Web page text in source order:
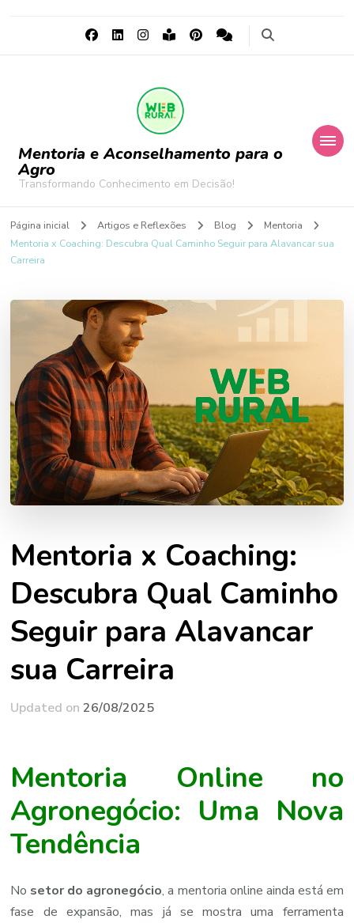
Mentoria e Aconselhamento para o
Agro
Transformando Conhecimento em Decisão!
Página inicial Artigos e Reflexões Blog
Mentoria
Mentoria x Coaching: Descubra Qual Caminho Seguir para Alavancar sua
Carreira
Mentoria x Coaching:
Descubra Qual Caminho
Seguir para Alavancar
sua Carreira
Updated on26/08/2025
Mentoria Online no
Agronegócio: Uma Nova
Tendência
No setor do agronegócio, a mentoria online ainda está em
fase de expansão, mas já se mostra uma ferramenta